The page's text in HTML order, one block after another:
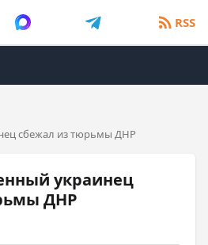
RSS
сбежал из тюрьмы ДНР
украинец
ДНР